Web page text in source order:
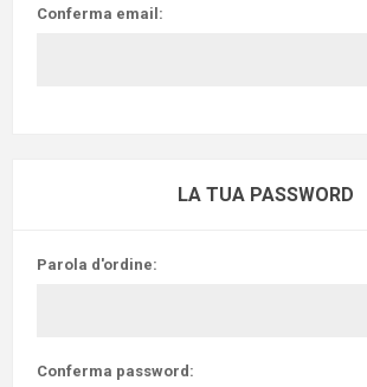
Conferma email:
LA TUA PASSWORD
Parola d'ordine:
Conferma password: